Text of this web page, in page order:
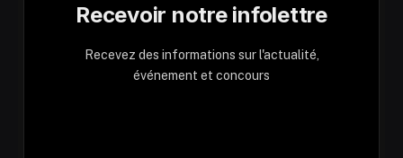
Recevoir notre infolettre
Recevez des informations sur l'actualité,
événement et concours